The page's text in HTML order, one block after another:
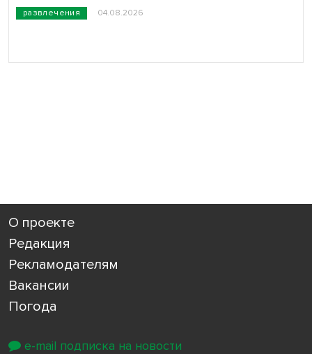
развлечения 04.08.2026
О проекте
Редакция
Рекламодателям
Вакансии
Погода
e-mail подписка на новости